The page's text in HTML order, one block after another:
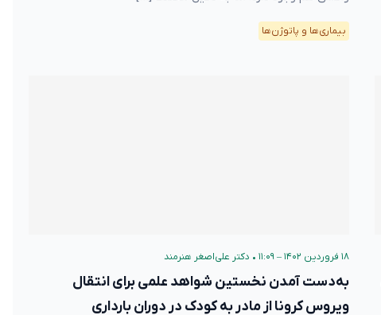
بیماری‌ها و پاتوژن‌ها
۱۸ فروردین ۱۴۰۲ – ۱۱:۰۹ • دکتر علی‌اصغر هنرمند
به‌دست آمدن نخستین شواهد علمی برای انتقال
ویروس کرونا از مادر به کودک در دوران بارداری